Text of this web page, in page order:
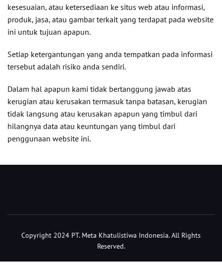
kesesuaian, atau ketersediaan ke situs web atau informasi,
produk, jasa, atau gambar terkait yang terdapat pada website
ini untuk tujuan apapun.
Setiap ketergantungan yang anda tempatkan pada informasi
tersebut adalah risiko anda sendiri.
Dalam hal apapun kami tidak bertanggung jawab atas
kerugian atau kerusakan termasuk tanpa batasan, kerugian
tidak langsung atau kerusakan apapun yang timbul dari
hilangnya data atau keuntungan yang timbul dari
penggunaan website ini.
Copyright 2024 PT. Meta Khatulistiwa Indonesia. All Rights
Reserved.